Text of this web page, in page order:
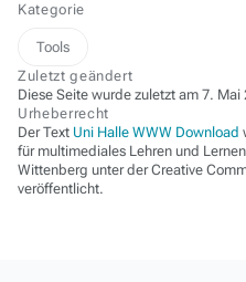
Kategorie
Tools
Zuletzt geändert
Diese Seite wurde zuletzt am 7.
Urheberrecht
Der Text Uni Halle WWW Download
für multimediales Lehren und
Wittenberg unter der Creative
veröffentlicht.